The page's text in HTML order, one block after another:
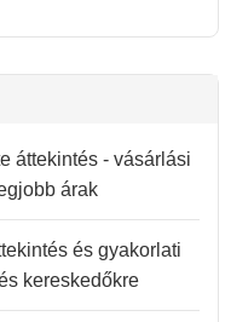
áttekintés - vásárlási
árak
és gyakorlati
kereskedőkre